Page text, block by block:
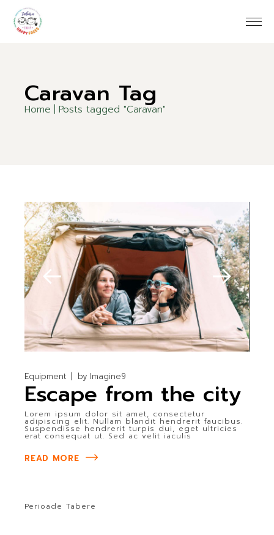
the
content
Caravan Tag
Home Posts tagged "Caravan"
10 Jun
Equipment by Imagine9
Escape from the city
Lorem ipsum dolor sit amet, consectetur
adipiscing elit. Nullam blandit hendrerit faucibus.
Suspendisse hendrerit turpis dui, eget ultricies
erat consequat ut. Sed ac velit iaculis
READ MORE
Perioade Tabere